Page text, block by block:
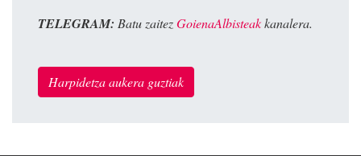
TELEGRAM: Batu zaitezGoienaAlbisteakkanalera.
Harpidetza aukera guztiak